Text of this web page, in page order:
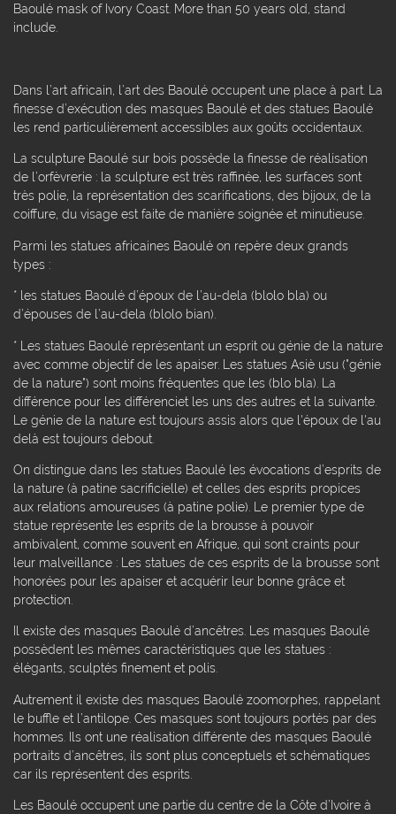
Baoulé mask of Ivory Coast. More than 50 years old, stand
include.
Dans l’art africain, l’art des Baoulé occupent une place à part. La
finesse d’exécution des masques Baoulé et des statues Baoulé
les rend particulièrement accessibles aux goûts occidentaux.
La sculpture Baoulé sur bois possède la finesse de réalisation
de l’orfèvrerie : la sculpture est très raffinée, les surfaces sont
très polie, la représentation des scarifications, des bijoux, de la
coiffure, du visage est faite de manière soignée et minutieuse.
Parmi les statues africaines Baoulé on repère deux grands
types :
* les statues Baoulé d’époux de l’au-dela (blolo bla) ou
d’épouses de l’au-dela (blolo bian).
* Les statues Baoulé représentant un esprit ou génie de la nature
avec comme objectif de les apaiser. Les statues Asiè usu ("génie
de la nature") sont moins fréquentes que les (blo bla). La
différence pour les différenciet les uns des autres et la suivante.
Le génie de la nature est toujours assis alors que l'époux de l'au
delà est toujours debout.
On distingue dans les statues Baoulé les évocations d’esprits de
la nature (à patine sacrificielle) et celles des esprits propices
aux relations amoureuses (à patine polie). Le premier type de
statue représente les esprits de la brousse à pouvoir
ambivalent, comme souvent en Afrique, qui sont craints pour
leur malveillance : Les statues de ces esprits de la brousse sont
honorées pour les apaiser et acquérir leur bonne grâce et
protection.
Il existe des masques Baoulé d’ancêtres. Les masques Baoulé
possèdent les mêmes caractéristiques que les statues :
élégants, sculptés finement et polis.
Autrement il existe des masques Baoulé zoomorphes, rappelant
le buffle et l’antilope. Ces masques sont toujours portés par des
hommes. Ils ont une réalisation différente des masques Baoulé
portraits d’ancêtres, ils sont plus conceptuels et schématiques
car ils représentent des esprits.
Les Baoulé occupent une partie du centre de la Côte d’Ivoire à